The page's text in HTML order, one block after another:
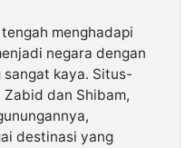
menghadapi
negara dengan
kaya. Situs-
dan Shibam,
destinasi yang